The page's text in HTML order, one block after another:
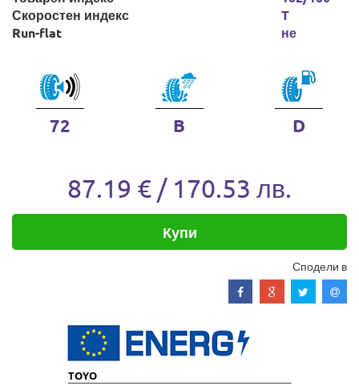
Скоростен индекс
Run-flat
T
не
72 B D
87.19 € / 170.53 лв.
Купи
Сподели в
TOYO